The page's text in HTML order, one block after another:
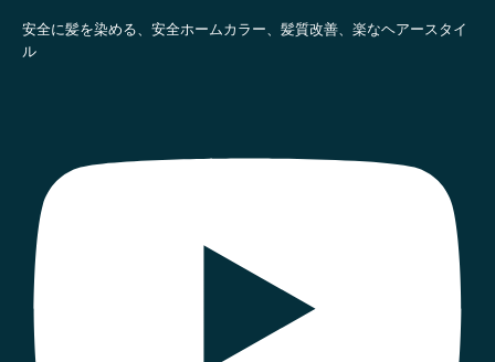
安全に髪を染める、安全ホームカラー、髪質改善、楽なヘアースタイ
ル